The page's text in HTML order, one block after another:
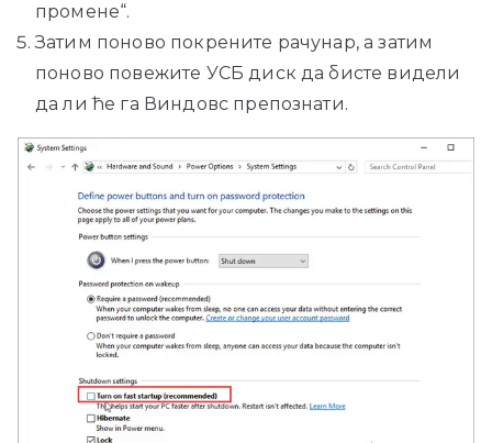
промене“.
Затим поново покрените рачунар, а затим
поново повежите УСБ диск да бисте видели
да ли ће га Виндовс препознати.